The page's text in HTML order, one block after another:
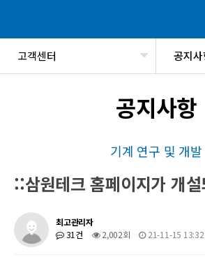
고객센터 공지
공지사항
기계 연구 및 개발
::삼원테크 홈페이지가 개
최고관리자
31건
2,002회 21-11-15 13:32